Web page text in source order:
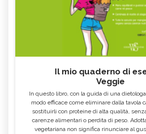
Il mio quaderno di
Veggie
In questo libro, con la guida di una
modo efficace come eliminare dalla tavola
sostituirli con proteine di alta qualità,
carenze alimentari o perdita di peso.
vegetariana non significa rinunciare al